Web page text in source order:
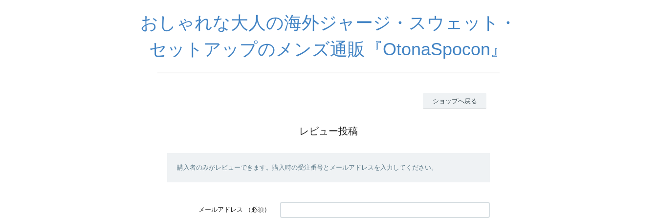
おしゃれな大人の海外ジャージ・スウェット・
セットアップのメンズ通販『OtonaSpocon』
ショップへ戻る
レビュー投稿
購入者のみがレビューできます。購入時の受注番号とメールアドレスを入力してください。
メールアドレス （必須）